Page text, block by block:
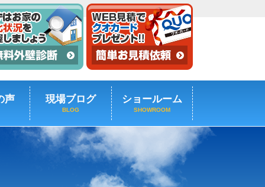
声 現場ブログ
BLOG
ショールーム
SHOWROOM